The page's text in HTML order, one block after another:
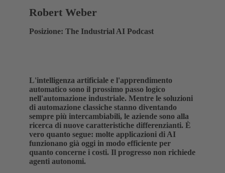
Robert Weber
Posizione: The Industrial AI Podcast
L'intelligenza artificiale e l'apprendimento
automatico sono il prossimo passo logico
nell'automazione industriale. Mentre le soluzioni
di automazione classiche stanno diventando
sempre più intercambiabili, le aziende sono alla
ricerca di nuove caratteristiche differenzianti. È
vero quanto segue: molte applicazioni di AI
funzionano già oggi in modo efficiente per
quanto concerne i costi. Il progresso non richiede
agenti autonomi.